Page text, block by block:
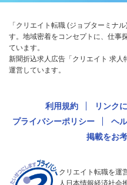
「クリエイト転職 (ジョブターミナ
す。地域密着をコンセプトに、仕事
ています。
新聞折込求人広告「クリエイト 求
運営しています。
利用規約 リンク
プライバシーポリシー
ヘ
掲載をお
クリエイト転職を運
人日本情報経済社会